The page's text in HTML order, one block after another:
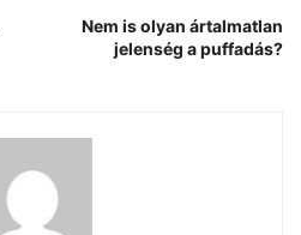
Nem is olyan ártalmatlan
jelenség a puffadás?